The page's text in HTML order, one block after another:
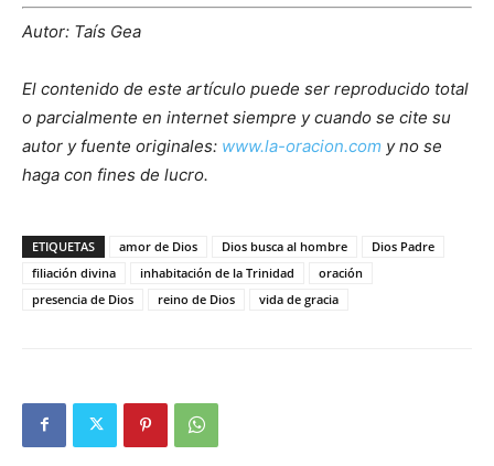
Autor: Taís Gea
El contenido de este artículo puede ser reproducido total
o parcialmente en internet siempre y cuando se cite su
autor y fuente originales: www.la-oracion.com y no se
haga con fines de lucro.
ETIQUETAS amor de Dios Dios busca al hombre
Dios Padre
filiación divina
inhabitación de la Trinidad
oración
presencia de Dios
reino de Dios vida de gracia